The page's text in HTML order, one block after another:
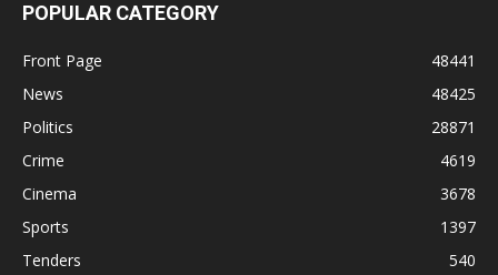
POPULAR CATEGORY
Front Page
48441
News
48425
Politics
28871
Crime
4619
Cinema
3678
Sports
1397
Tenders
540